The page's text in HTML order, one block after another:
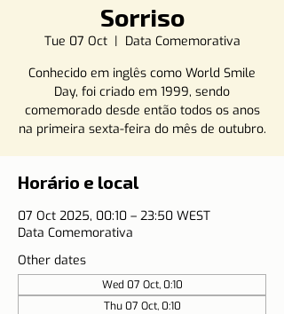
Sorriso
Tue 07 Oct
  |
Data Comemorativa
Conhecido em inglês como World Smile
Day, foi criado em 1999, sendo
comemorado desde então todos os anos
na primeira sexta-feira do mês de outubro.
Horário e local
07 Oct 2025, 00:10 – 23:50 WEST
Data Comemorativa
Other dates
Wed 07 Oct, 0:10
Thu 07 Oct, 0:10